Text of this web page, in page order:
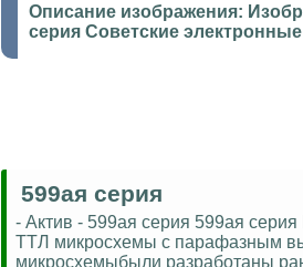
Описание изображения:
серия Советские
599ая серия
- Актив - 599ая серия 599ая
ТТЛ микросхемы с парафазным
микросхемыбыли разработаны